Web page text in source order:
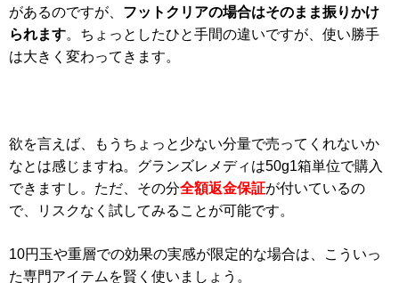
があるのですが、 フットクリアの場合はそのまま振りかけ
られます。ちょっとしたひと手間の違いですが、使い勝手
は大きく変わってきます。
欲を言えば、もうちょっと少ない分量で売ってくれないか
なとは感じますね。グランズレメディは50g1箱単位で購入
できますし。ただ、その分全額返金保証が付いているの
で、リスクなく試してみることが可能です。
10円玉や重層での効果の実感が限定的な場合は、こういっ
た専門アイテムを賢く使いましょう。